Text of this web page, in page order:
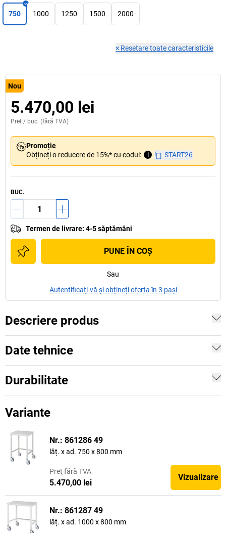
750 1000 1250 1500 2000
× Resetare toate caracteristicile
Nou
5.470,00 lei
Preț / buc. (fără TVA)
Promoție
Obțineți o reducere de 15%* cu codul:
i START26
BUC.
Termen de livrare: 4-5 săptămâni
PUNE ÎN COŞ
Sau
Autentificați-vă și obțineți oferta în 3 pași
Descriere produs
Date tehnice
Durabilitate
Variante
Nr.: 861286 49
lăț. x ad. 750 x 800 mm
Preţ fără TVA
5.470,00 lei
Vizualizare
Nr.: 861287 49
lăț. x ad. 1000 x 800 mm